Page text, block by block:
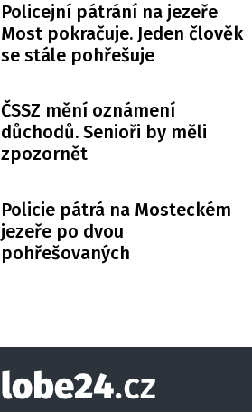
Policejní pátrání na jezeře
Most pokračuje. Jeden člověk
se stále pohřešuje
ČSSZ mění oznámení
důchodů. Senioři by měli
zpozornět
Policie pátrá na Mosteckém
jezeře po dvou
pohřešovaných
Globe24